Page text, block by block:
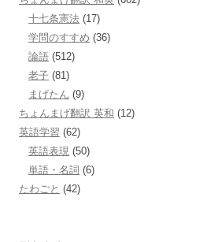
十七条憲法 (17)
学問のすすめ (36)
論語 (512)
老子 (81)
まげたん (9)
ちょんまげ翻訳 英和 (12)
英語学習 (62)
英語表現 (50)
単語・名詞 (6)
たわごと (42)